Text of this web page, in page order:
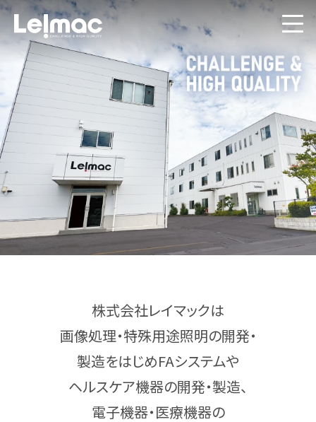
株式会社レイマックは
画像処理・特殊用途照明の開発・
製造をはじめFAシステムや
ヘルスケア機器の開発・製造、
電子機器・医療機器の